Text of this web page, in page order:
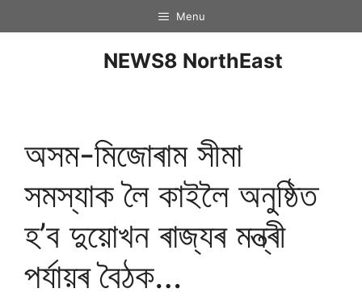
Menu
NEWS8 NorthEast
অসম-মিজোৰাম সীমা
সমস্যাক লৈ কাইলৈ অনুষ্ঠিত
হ’ব দুয়োখন ৰাজ্যৰ মন্ত্ৰী
পৰ্যায়ৰ বৈঠক…